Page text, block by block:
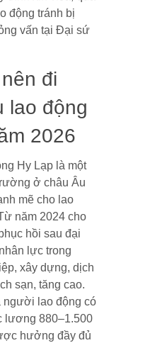
động tránh bị
vấn tại Đại sứ
đi
lao động
2026
Hy Lạp là một
ở châu Âu
mẽ cho lao
năm 2024 cho
hồi sau đại
lực trong
xây dựng, dịch
sạn, tăng cao.
người lao động có
lương 880–1.500
hưởng đầy đủ